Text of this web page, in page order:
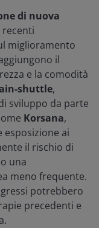
di nuova
miglioramento
il
e la comodità
shuttle,
sviluppo da parte
Korsana,
ai
il rischio di
una
meno frequente.
potrebbero
precedenti e